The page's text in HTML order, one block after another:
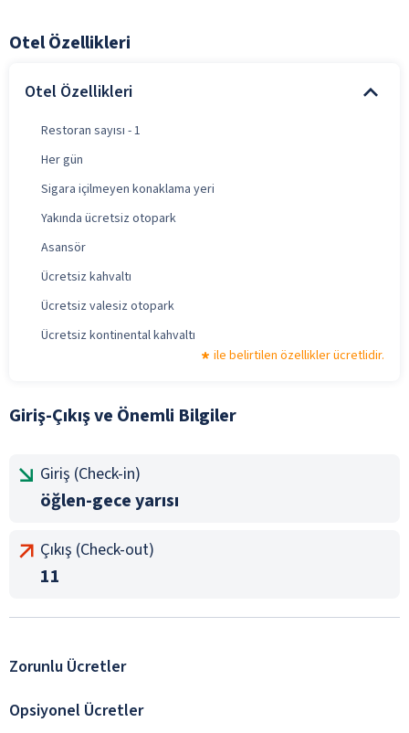
Otel Özellikleri
Otel Özellikleri
Restoran sayısı - 1
Her gün
Sigara içilmeyen konaklama yeri
Yakında ücretsiz otopark
Asansör
Ücretsiz kahvaltı
Ücretsiz valesiz otopark
Ücretsiz kontinental kahvaltı
ile belirtilen özellikler ücretlidir.
Giriş-Çıkış ve Önemli Bilgiler
Giriş (Check-in)
öğlen-gece yarısı
Çıkış (Check-out)
11
Zorunlu Ücretler
Opsiyonel Ücretler